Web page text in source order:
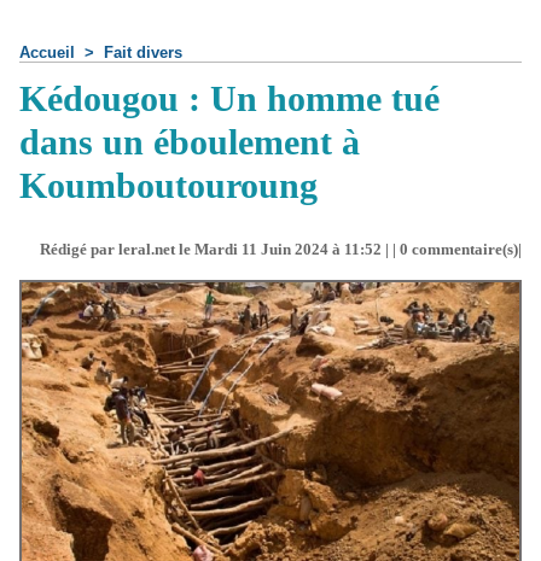
Accueil > Fait divers
Kédougou : Un homme tué
dans un éboulement à
Koumboutouroung
Rédigé par leral.net le Mardi 11 Juin 2024 à 11:52 | | 0 commentaire(s)|